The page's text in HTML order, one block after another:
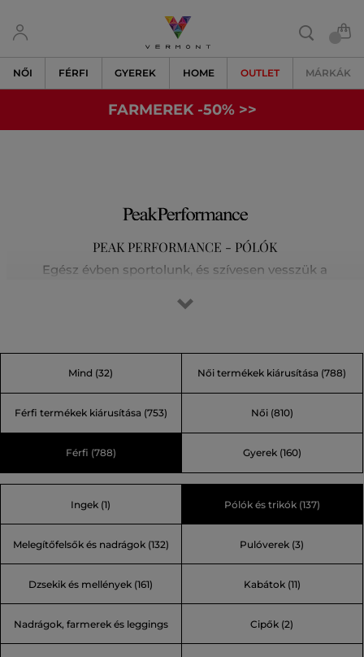
NŐI FÉRFI GYEREK HOME OUTLET MÁRKÁK
FARMEREK -50% >>
PEAK PERFORMANCE - PÓLÓK
Egész évben sportolunk, és szívesen vesszük a
magashegyi túrák során. Tisztában vagyunk vele, hogy az
kijjebb toljuk határainkat, és nem elégszünk meg a
kevesebbel. A kiszámíthatatlan időjárású svéd Åre
technikai anyagokra, a legújabb technológiára és
trendekre helyezvén a hangsúlyt a legnagyobb skandináv
Mind (32) Női termékek kiárusítása (788)
Férfi termékek kiárusítása (753) Női(810)
Férfi (788) Gyerek(160)
Ingek (1) Pólók és trikók (137)
Melegítőfelsők és nadrágok (132) Pulóverek (3)
Dzsekik és mellények (161) Kabátok (11)
Nadrágok, farmerek és leggings Cipők (2)